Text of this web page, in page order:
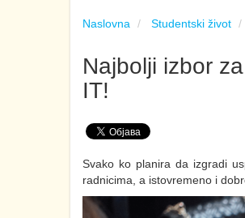
Naslovna Studentski život
Najbolji izbor
IT!
Svako ko planira da izgradi
radnicima, a istovremeno i